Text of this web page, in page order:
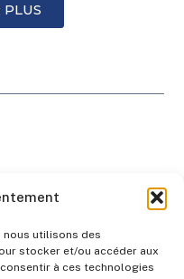
utilisons des
stocker et/ou accéder aux
à ces technologies
PLUS